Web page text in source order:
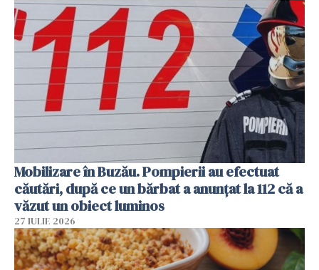
Mobilizare în Buzău. Pompierii au efectuat
căutări, după ce un bărbat a anunțat la 112 că a
văzut un obiect luminos
27 IULIE 2026